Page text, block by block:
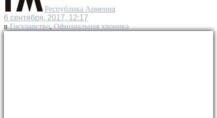
Республика Армения
6 сентября, 2017, 12:17
в Государство,Официальная хроника